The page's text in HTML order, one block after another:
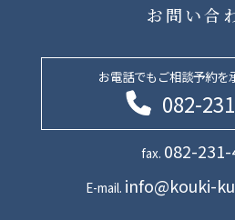
お問い合
お電話でもご相談予約を
082-
fax. 082-
E-mail. info@kouki-